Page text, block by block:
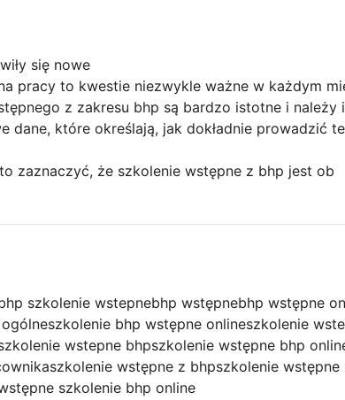
się nowe
pracy to kwestie niezwykle ważne w każdym
z zakresu bhp są bardzo istotne i należy
dane, które określają, jak dokładnie prowadzić
zaznaczyć, że szkolenie wstępne z bhp jest ob
szkolenie wstepnebhp wstępnebhp wstępne
szkolenie bhp wstępne onlineszkolenie
wstepne bhpszkolenie wstępne bhp
szkolenie wstępne z bhpszkolenie wstępne
szkolenie bhp online